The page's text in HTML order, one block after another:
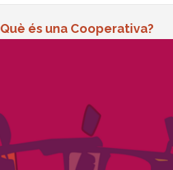
Què és una Cooperativa?